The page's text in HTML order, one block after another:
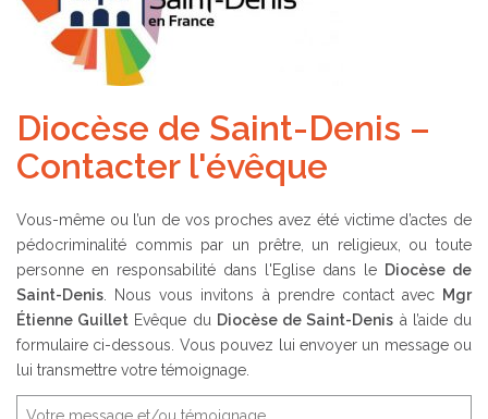
Diocèse de Saint-Denis –
Contacter l'évêque
Vous-même ou l’un de vos proches avez été victime d’actes de
pédocriminalité commis par un prêtre, un religieux, ou toute
personne en responsabilité dans l'Eglise dans le Diocèse de
Saint-Denis. Nous vous invitons à prendre contact avec Mgr
Étienne Guillet Evêque du Diocèse de Saint-Denis à l’aide du
formulaire ci-dessous. Vous pouvez lui envoyer un message ou
lui transmettre votre témoignage.